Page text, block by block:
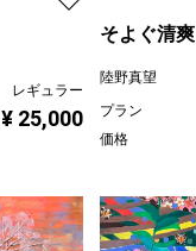
レギュラー
¥ 25,000
そよぐ清爽
陸野真望
プラン
価格